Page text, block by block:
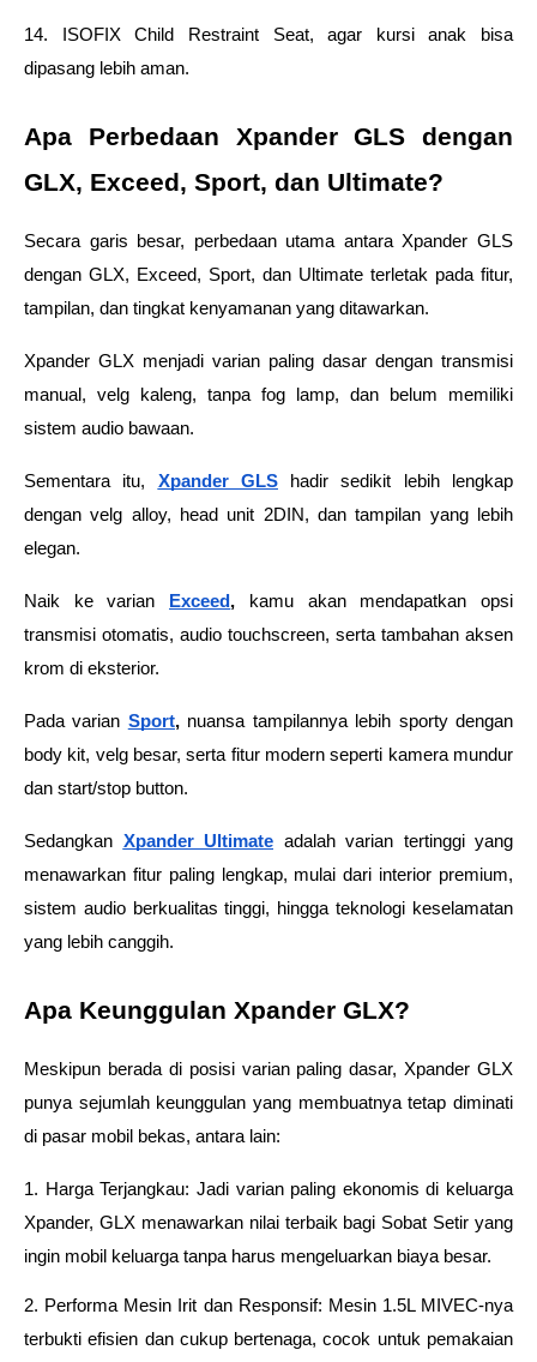
14. ISOFIX Child Restraint Seat, agar kursi anak bisa
dipasang lebih aman.
Apa Perbedaan Xpander GLS dengan
GLX, Exceed, Sport, dan Ultimate?
Secara garis besar, perbedaan utama antara Xpander GLS
dengan GLX, Exceed, Sport, dan Ultimate terletak pada fitur,
tampilan, dan tingkat kenyamanan yang ditawarkan.
Xpander GLX menjadi varian paling dasar dengan transmisi
manual, velg kaleng, tanpa fog lamp, dan belum memiliki
sistem audio bawaan.
Sementara itu, Xpander GLS hadir sedikit lebih lengkap
dengan velg alloy, head unit 2DIN, dan tampilan yang lebih
elegan.
Naik ke varian Exceed , kamu akan mendapatkan opsi
transmisi otomatis, audio touchscreen, serta tambahan aksen
krom di eksterior.
Pada varian Sport, nuansa tampilannya lebih sporty dengan
body kit, velg besar, serta fitur modern seperti kamera mundur
dan start/stop button.
Sedangkan Xpander Ultimate adalah varian tertinggi yang
menawarkan fitur paling lengkap, mulai dari interior premium,
sistem audio berkualitas tinggi, hingga teknologi keselamatan
yang lebih canggih.
Apa Keunggulan Xpander GLX?
Meskipun berada di posisi varian paling dasar, Xpander GLX
punya sejumlah keunggulan yang membuatnya tetap diminati
di pasar mobil bekas, antara lain:
1. Harga Terjangkau: Jadi varian paling ekonomis di keluarga
Xpander, GLX menawarkan nilai terbaik bagi Sobat Setir yang
ingin mobil keluarga tanpa harus mengeluarkan biaya besar.
2. Performa Mesin Irit dan Responsif: Mesin 1.5L MIVEC-nya
terbukti efisien dan cukup bertenaga, cocok untuk pemakaian